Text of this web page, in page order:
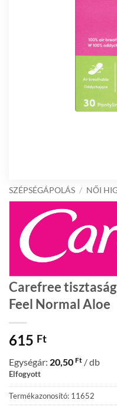
SZÉPSÉGÁPOLÁS / NŐI
Carefree
Feel Normal Aloe
615 Ft
Egységár: 20,50 Ft / db
Elfogyott
Termékazonosító: 11652